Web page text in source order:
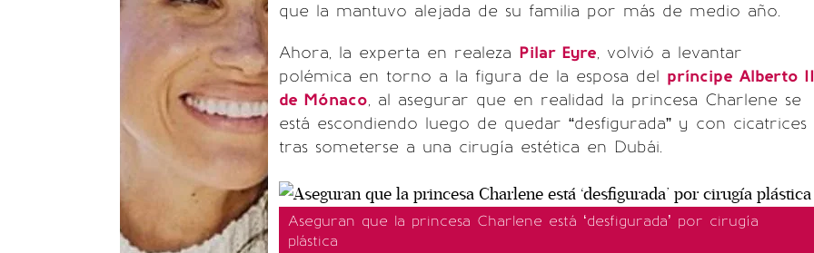
que la mantuvo alejada de su familia por más de medio año.
Ahora, la experta en realeza Pilar Eyre, volvió a levantar
polémica en torno a la figura de la esposa del príncipe Alberto II
de Mónaco, al asegurar que en realidad la princesa Charlene se
está escondiendo luego de quedar “desfigurada” y con cicatrices
tras someterse a una cirugía estética en Dubái.
Aseguran que la princesa Charlene está ‘desfigurada’ por cirugía
plástica